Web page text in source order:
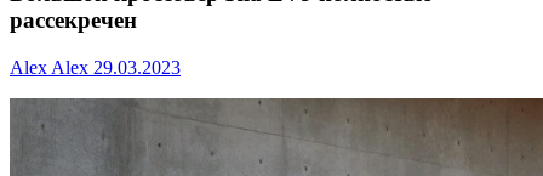
рассекречен
Alex Alex 29.03.2023